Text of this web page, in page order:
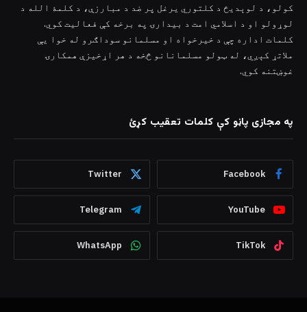
کولو، د لوېدیځ د کلتوري یرغل پر ضد د مبارزې، د کلمۀ الله د
لوړولو او د اسلامي امت د بیدارۍ په برخه کې فعالیت کوي.
کلمات اداره چې د خیرخواه او مسلمانو سوداګرو له خوا یې
ملاتړ کېږي، له ټولو مسلمانانو څخه د هر اړخیزې همکارۍ
غوښتنه کوي.
په مجازی پاڼو کې کلمات تعقیب کړئ
Facebook
Twitter
YouTube
Telegram
TikTok
WhatsApp